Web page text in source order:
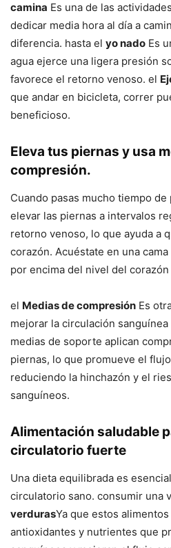
camina Es una de las
dedicar media hora al día a
diferencia. hasta el yo nado Es
agua ejerce una ligera presión
favorece el retorno venoso. el
que andar en bicicleta, correr
beneficioso.
Eleva tus piernas y usa
compresión.
Cuando pasas mucho tiempo
elevar las piernas a intervalos
retorno venoso, lo que ayuda a
corazón. Acuéstate en una
por encima del nivel del
el Medias de compresión Es
mejorar la circulación
medias de soporte aplican
piernas, lo que promueve el
reduciendo la hinchazón y el
sanguíneos.
Alimentación saludable
circulatorio fuerte
Una dieta equilibrada es
circulatorio sano. consumir una
verdurasYa que estos
antioxidantes y nutrientes que